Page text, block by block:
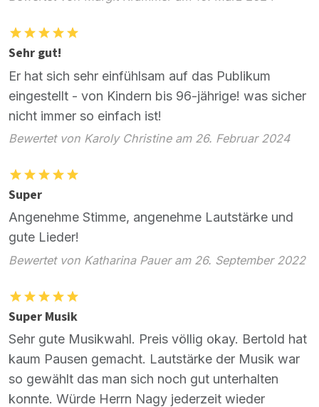
Sehr gut!
Er hat sich sehr einfühlsam auf das Publikum
eingestellt - von Kindern bis 96-jährige! was sicher
nicht immer so einfach ist!
Bewertet von Karoly Christine am 26. Februar 2024
Super
Angenehme Stimme, angenehme Lautstärke und
gute Lieder!
Bewertet von Katharina Pauer am 26. September 2022
Super Musik
Sehr gute Musikwahl. Preis völlig okay. Bertold hat
kaum Pausen gemacht. Lautstärke der Musik war
so gewählt das man sich noch gut unterhalten
konnte. Würde Herrn Nagy jederzeit wieder